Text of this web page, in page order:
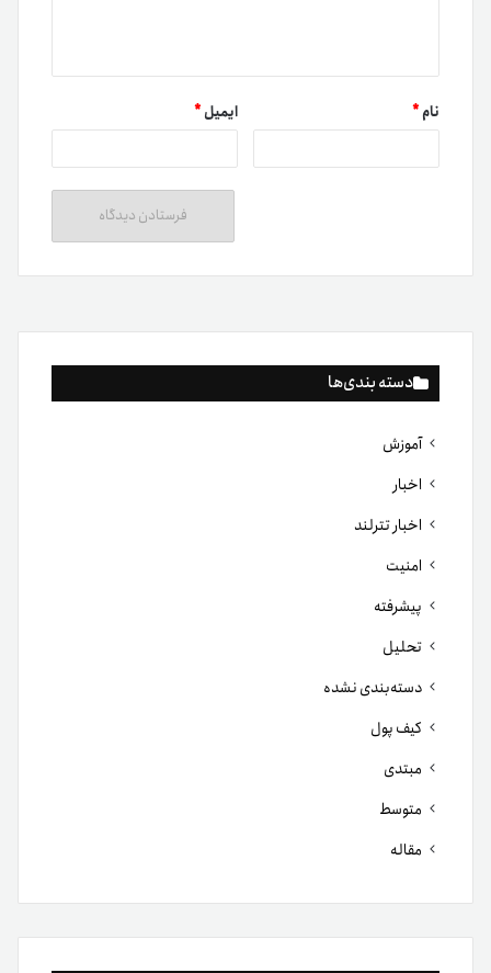
دسته بندی‌ها
آموزش
اخبار
اخبار تترلند
امنیت
پیشرفته
تحلیل
دسته‌بندی نشده
کیف پول
مبتدی
متوسط
مقاله
نام* ایمیل*